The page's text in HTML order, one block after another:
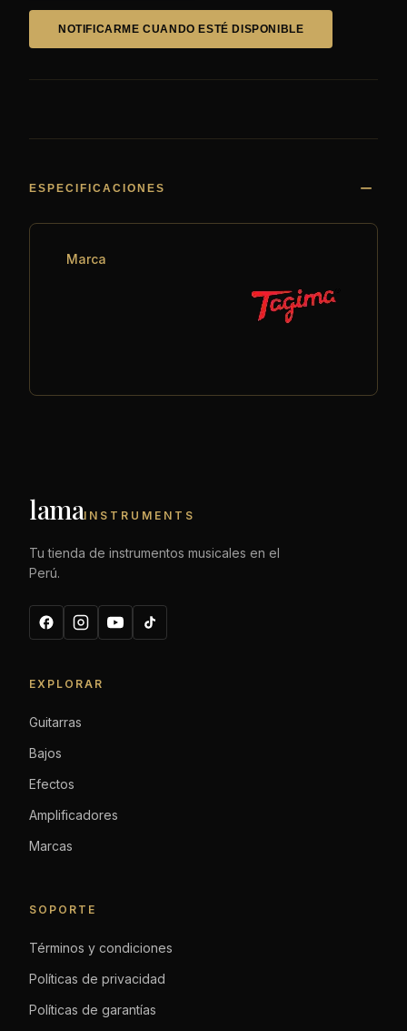
NOTIFICARME CUANDO ESTÉ DISPONIBLE
ESPECIFICACIONES
Marca
lamaINSTRUMENTS
Tu tienda de instrumentos musicales en el
Perú.
EXPLORAR
Guitarras
Bajos
Efectos
Amplificadores
Marcas
SOPORTE
Términos y condiciones
Políticas de privacidad
Políticas de garantías